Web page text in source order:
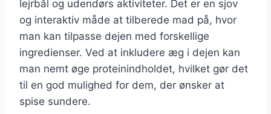
lejrbål og udendørs aktiviteter. Det er en sjov
og interaktiv måde at tilberede mad på, hvor
man kan tilpasse dejen med forskellige
ingredienser. Ved at inkludere æg i dejen kan
man nemt øge proteinindholdet, hvilket gør det
til en god mulighed for dem, der ønsker at
spise sundere.